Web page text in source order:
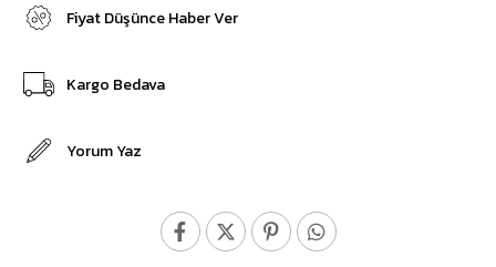
Fiyat Düşünce Haber Ver
Kargo Bedava
Yorum Yaz